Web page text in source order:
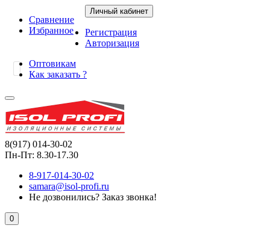
Сравнение
Избранное
Личный кабинет
Регистрация
Авторизация
Оптовикам
Как заказать ?
8(917) 014-30-02
Пн-Пт: 8.30-17.30
8-917-014-30-02
samara@isol-profi.ru
Не дозвонились? Заказ звонка!
0